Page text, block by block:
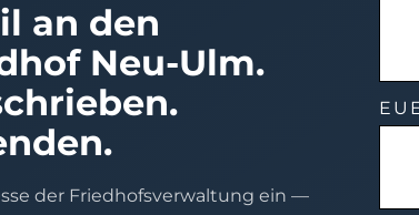
an den
Neu-Ulm.
der Friedhofsverwaltung ein —